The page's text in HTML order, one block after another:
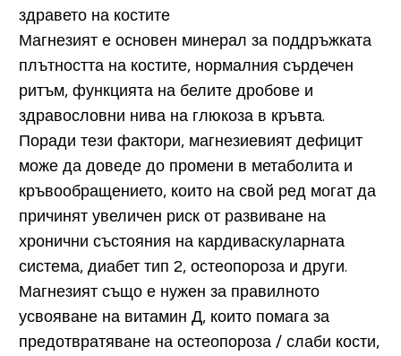
здравето на костите
Магнезият е основен минерал за поддръжката
плътността на костите, нормалния сърдечен
ритъм, функцията на белите дробове и
здравословни нива на глюкоза в кръвта.
Поради тези фактори, магнезиевият дефицит
може да доведе до промени в метаболита и
кръвообращението, които на свой ред могат да
причинят увеличен риск от развиване на
хронични състояния на кардиваскуларната
система, диабет тип 2, остеопороза и други.
Магнезият също е нужен за правилното
усвояване на витамин Д, които помага за
предотвратяване на остеопороза / слаби кости,